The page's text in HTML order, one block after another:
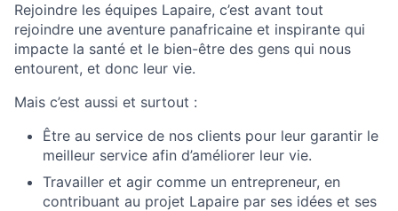
Rejoindre les équipes Lapaire, c’est avant tout
rejoindre une aventure panafricaine et inspirante qui
impacte la santé et le bien-être des gens qui nous
entourent, et donc leur vie.
Mais c’est aussi et surtout :
Être au service de nos clients pour leur garantir le
meilleur service afin d’améliorer leur vie.
Travailler et agir comme un entrepreneur, en
contribuant au projet Lapaire par ses idées et ses